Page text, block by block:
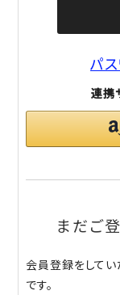
パ
連携
まだご
会員登録をして
です。